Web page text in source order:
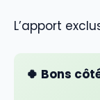
L’apport
🍀 Bons